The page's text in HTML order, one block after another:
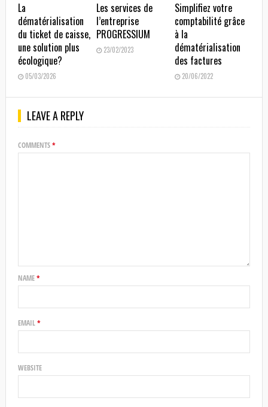
La
dématérialisation
du ticket de caisse,
une solution plus
écologique?
05/03/2026
Les services de
l’entreprise
PROGRESSIUM
23/02/2023
Simplifiez votre
comptabilité grâce
à la
dématérialisation
des factures
20/06/2022
LEAVE A REPLY
COMMENTS*
NAME*
EMAIL*
WEBSITE